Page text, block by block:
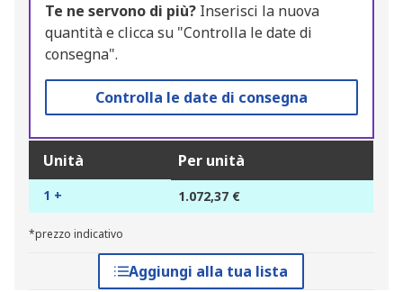
Te ne servono di più? Inserisci la nuova
quantità e clicca su "Controlla le date di
consegna".
Controlla le date di consegna
Unità Per unità
1 + 1.072,37 €
*prezzo indicativo
Aggiungi alla tua lista